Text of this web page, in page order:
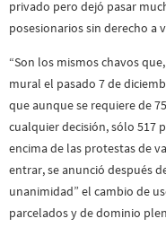
privado pero dejó pasar
posesionarios sin derecho a
“Son los mismos chavos
mural el pasado 7 de
que aunque se requiere de
cualquier decisión, sólo 517
encima de las protestas de
entrar, se anunció después
unanimidad” el cambio de
parcelados y de dominio